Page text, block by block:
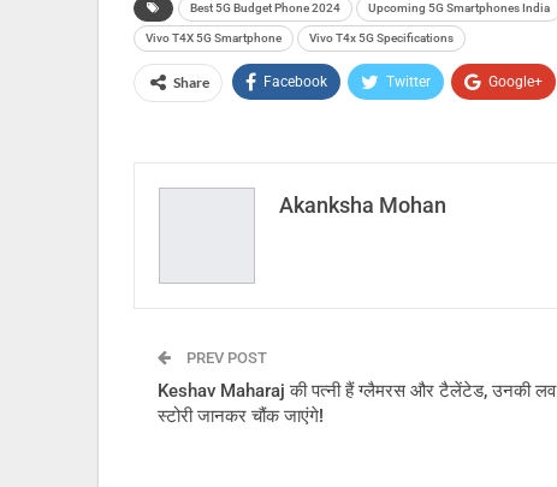
Best 5G Budget Phone 2024 Upcoming 5G Smartphones India
Vivo T4X 5G Smartphone Vivo T4x 5G Specifications
Share Facebook Twitter Google+
Akanksha Mohan
PREV POST
Keshav Maharaj की पत्नी हैं ग्लैमरस और टैलेंटेड, उनकी लव
स्टोरी जानकर चौंक जाएंगे!